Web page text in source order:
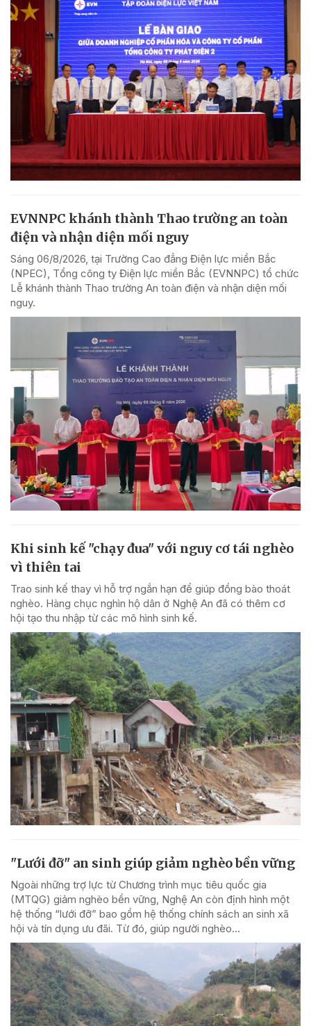
EVNNPC khánh thành Thao trường an toàn
điện và nhận diện mối nguy
Sáng 06/8/2026, tại Trường Cao đẳng Điện lực miền Bắc
(NPEC), Tổng công ty Điện lực miền Bắc (EVNNPC) tổ chức
Lễ khánh thành Thao trường An toàn điện và nhận diện mối
nguy.
Khi sinh kế "chạy đua" với nguy cơ tái nghèo
vì thiên tai
Trao sinh kế thay vì hỗ trợ ngắn hạn để giúp đồng bào thoát
nghèo. Hàng chục nghìn hộ dân ở Nghệ An đã có thêm cơ
hội tạo thu nhập từ các mô hình sinh kế.
"Lưới đỡ" an sinh giúp giảm nghèo bền vững
Ngoài những trợ lực từ Chương trình mục tiêu quốc gia
(MTQG) giảm nghèo bền vững, Nghệ An còn định hình một
hệ thống “lưới đỡ” bao gồm hệ thống chính sách an sinh xã
hội và tín dụng ưu đãi. Từ đó, giúp người nghèo...